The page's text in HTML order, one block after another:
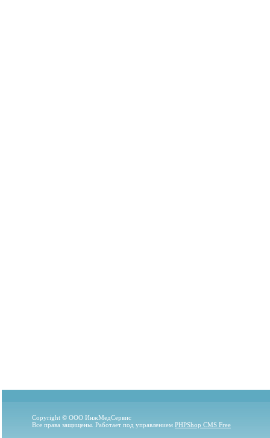
Copyright © ООО ИнжМедСервис
Все права защищены. Работает под управлением PHPShop CMS Free